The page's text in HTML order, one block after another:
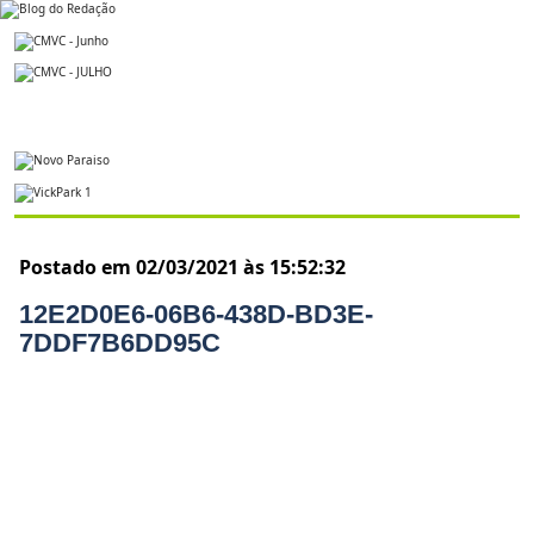
Postado em 02/03/2021 às 15:52:32
12E2D0E6-06B6-438D-BD3E-
7DDF7B6DD95C